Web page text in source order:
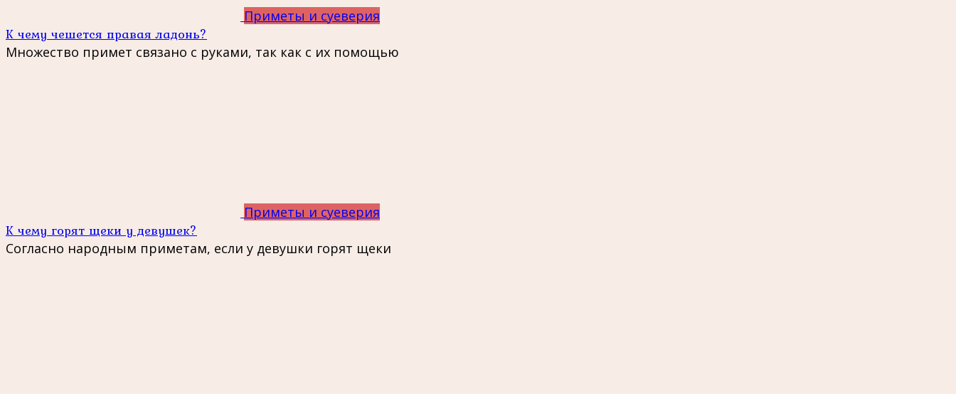
Приметы и суеверия
К чему чешется правая ладонь?
Множество примет связано с руками, так как с их помощью
Приметы и суеверия
К чему горят щеки у девушек?
Согласно народным приметам, если у девушки горят щеки